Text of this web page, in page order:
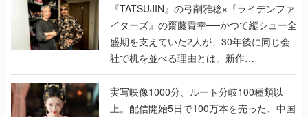
く
『TATSUJIN』の弓削雅稔×『ライデンファ
イターズ』の齋藤貴幸──かつて縦シュー全
盛期を支えていた2人が、30年後に同じ会
社で机を並べる理由とは。新作
『TATSUJIN EXTREME』で初タッグを組
んだレジェンド2人に訊く開発秘話
実写映像1000分、ルート分岐100種類以
上。配信開始5日で100万本を売った、中国